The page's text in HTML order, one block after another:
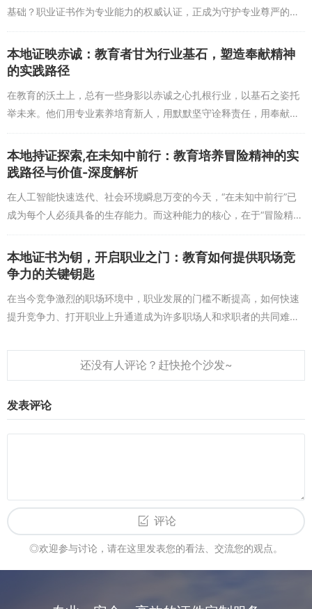
“证载成长，路在脚下延伸，教育积累人生资本”不仅是一种理
成长的印记，每一步实践都是道路延伸的动力。在人生的旅途中，愿
我们都能以教育为帆，以坚持为桨，在“证载成长”的见证中，让“路在
脚下延伸”，最终收获属于自己的丰富人生资本。
基础？职业证书作为专业能力的权威认证，正成为守护专业尊严的重
要盾牌，而教育则是支撑这一盾牌的根基，两者共同构筑起职场人士
的核心竞争力。 职...
本地证映赤诚：教育者甘为行业基石，塑造奉献精神
的实践路径
在教育的沃土上，总有一些身影以赤诚之心扎根行业，以基石之姿托
举未来。他们用专业素养培育新人，用默默坚守诠释责任，用奉献精
神照亮教育前行之路。本文将从赤诚精神的内涵出发，解析教育者如
何甘为行业基石，通过...
本地持证探索,在未知中前行：教育培养冒险精神的实
践路径与价值-深度解析
在人工智能快速迭代、社会环境瞬息万变的今天，“在未知中前行”已
成为每个人必须具备的生存能力。而这种能力的核心，在于“冒险精
神”——一种敢于突破舒适区、勇于尝试未知的勇气与智慧。教育作为
培养下一代的主阵...
本地证书为钥，开启职业之门：教育如何提供职场竞
争力的关键钥匙
在当今竞争激烈的职场环境中，职业发展的门槛不断提高，如何快速
提升竞争力、打开职业上升通道成为许多职场人和求职者的共同难
职业机会的关键工具，后...
发表评论
评论
◎欢迎参与讨论，请在这里发表您的看法、交流您的观点。